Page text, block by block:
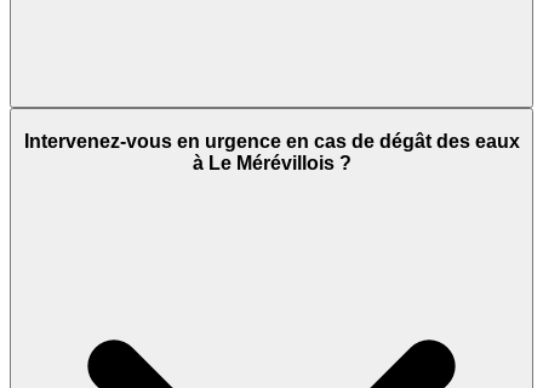
Intervenez-vous en urgence en cas de dégât des eaux
à Le Mérévillois ?